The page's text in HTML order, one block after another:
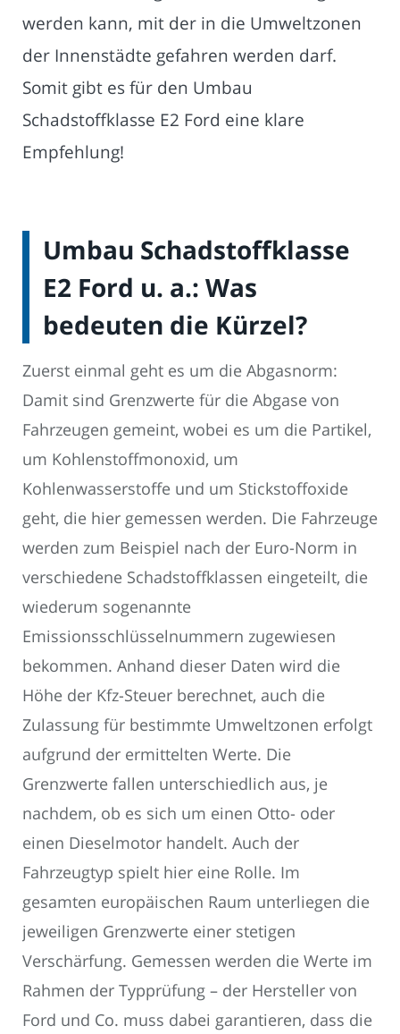
werden kann, mit der in die Umweltzonen
der Innenstädte gefahren werden darf.
Somit gibt es für den Umbau
Schadstoffklasse E2 Ford eine klare
Empfehlung!
Umbau Schadstoffklasse
E2 Ford u. a.: Was
bedeuten die Kürzel?
Zuerst einmal geht es um die Abgasnorm:
Damit sind Grenzwerte für die Abgase von
Fahrzeugen gemeint, wobei es um die Partikel,
um Kohlenstoffmonoxid, um
Kohlenwasserstoffe und um Stickstoffoxide
geht, die hier gemessen werden. Die Fahrzeuge
werden zum Beispiel nach der Euro-Norm in
verschiedene Schadstoffklassen eingeteilt, die
wiederum sogenannte
Emissionsschlüsselnummern zugewiesen
bekommen. Anhand dieser Daten wird die
Höhe der Kfz-Steuer berechnet, auch die
Zulassung für bestimmte Umweltzonen erfolgt
aufgrund der ermittelten Werte. Die
Grenzwerte fallen unterschiedlich aus, je
nachdem, ob es sich um einen Otto- oder
einen Dieselmotor handelt. Auch der
Fahrzeugtyp spielt hier eine Rolle. Im
gesamten europäischen Raum unterliegen die
jeweiligen Grenzwerte einer stetigen
Verschärfung. Gemessen werden die Werte im
Rahmen der Typprüfung – der Hersteller von
Ford und Co. muss dabei garantieren, dass die